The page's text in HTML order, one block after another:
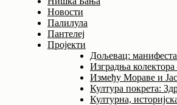
Новости
Палилула
Пантелеј
Пројекти
Дољевац:
Изградња
Између Мораве и
Култура покрета:
Културна,